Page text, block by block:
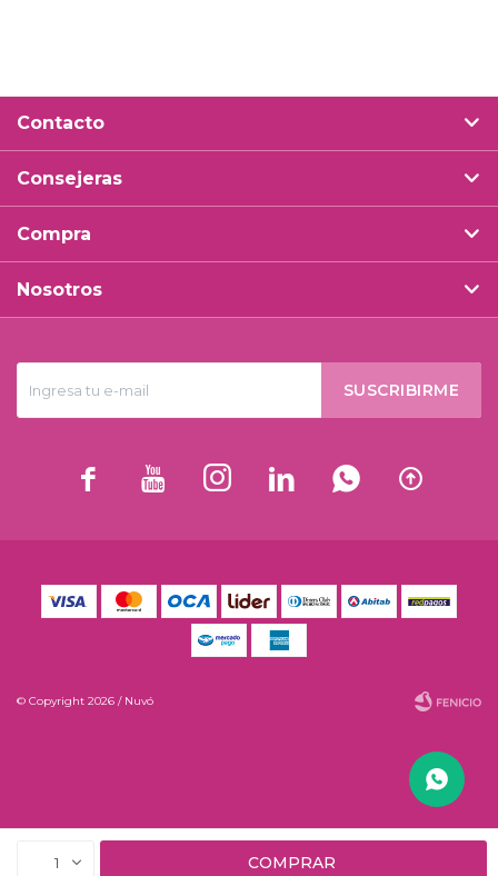
1 COMPRAR
SUSCRIBIRME
     
Contacto
Consejeras
Compra
Nosotros
© Copyright 2026 / Nuvó